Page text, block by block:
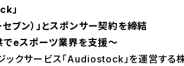
」
ブン）」とスポンサー契約を締結
eスポーツ業界を支援～
クサービス「Audiostock」を運営する